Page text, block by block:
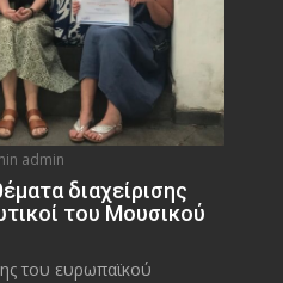
admin
διαχείρισης
του Μουσικού
του ευρωπαϊκού